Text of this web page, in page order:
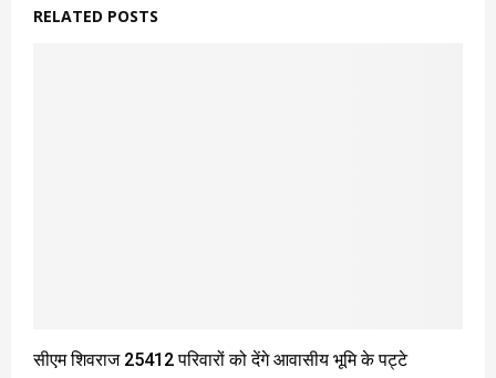
RELATED POSTS
सीएम शिवराज 25412 परिवारों को देंगे आवासीय भूमि के पट्टे